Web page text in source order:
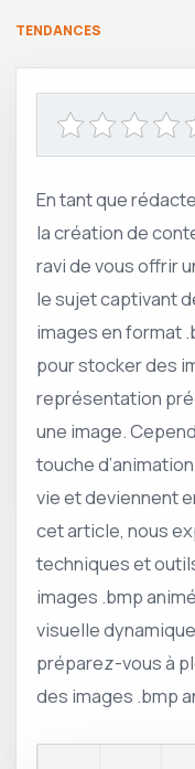
TENDANCES
En tant que
la création de
ravi de vous offrir
le sujet captivant
images en format
pour stocker des
représentation
une image.
touche
vie et deviennent
cet article, nous
techniques et
images .bmp
visuelle
préparez-vous à
des images .bmp